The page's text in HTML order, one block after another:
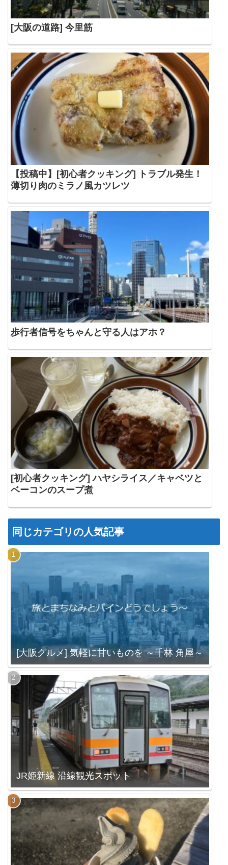
[大阪の道路] 今里筋
【投稿中】[初心者クッキング] トラブル発生！
薄切り肉のミラノ風カツレツ
歩行者信号をちゃんと守る人はアホ？
[初心者クッキング] ハヤシライス／キャベツと
ベーコンのスープ煮
同じカテゴリの人気記事
[大阪グルメ] 気軽に甘いものを ～千林 角屋～
JR姫新線 沿線観光スポット